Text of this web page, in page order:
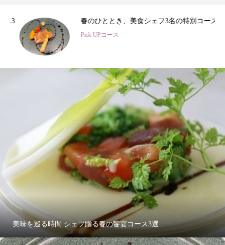
春のひととき、美食シェフ3名の特別コース
Pick UPコース
美味を巡る時間 シェフ贈る春の饗宴コース3選